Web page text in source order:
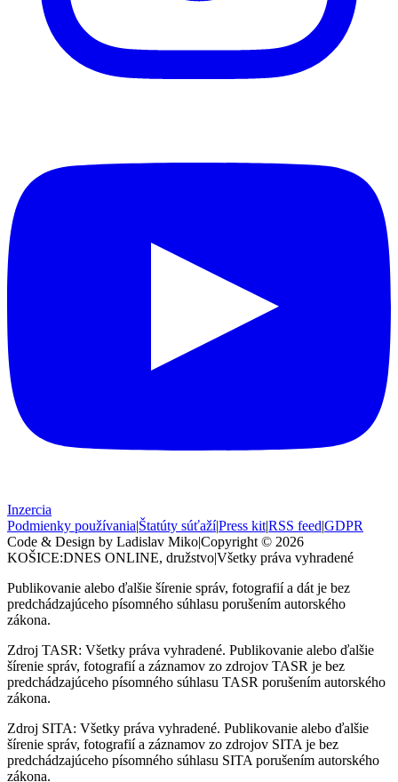
Inzercia
Podmienky používania|Štatúty súťaží|Press kit|RSS feed|GDPR
Code & Design by Ladislav Miko|Copyright © 2026
KOŠICE:DNES ONLINE, družstvo|Všetky práva vyhradené
Publikovanie alebo ďalšie šírenie správ, fotografií a dát je bez
predchádzajúceho písomného súhlasu porušením autorského
zákona.
Zdroj TASR: Všetky práva vyhradené. Publikovanie alebo ďalšie
šírenie správ, fotografií a záznamov zo zdrojov TASR je bez
predchádzajúceho písomného súhlasu TASR porušením autorského
zákona.
Zdroj SITA: Všetky práva vyhradené. Publikovanie alebo ďalšie
šírenie správ, fotografií a záznamov zo zdrojov SITA je bez
predchádzajúceho písomného súhlasu SITA porušením autorského
zákona.